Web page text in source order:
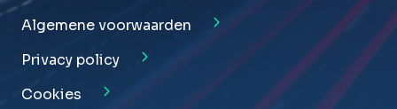
Algemene voorwaarden
Privacy policy
Cookies